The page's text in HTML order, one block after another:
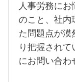
人事労務に
のこと、社内
た問題点が漠
り把握され
にお問い合わ